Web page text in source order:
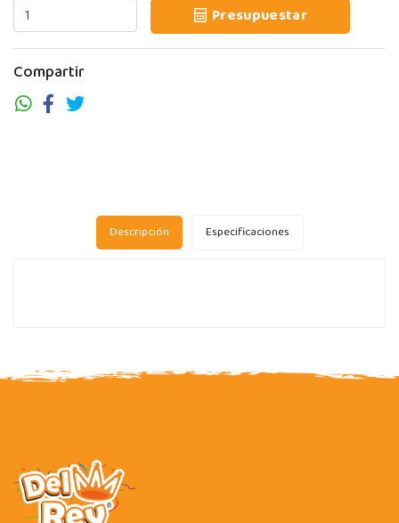
Presupuestar
Compartir
Descripción Especificaciones